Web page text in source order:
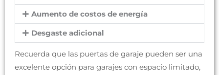
Aumento de costos de energía
Desgaste adicional
Recuerda que las puertas de garaje pueden ser una
excelente opción para garajes con espacio limitado,